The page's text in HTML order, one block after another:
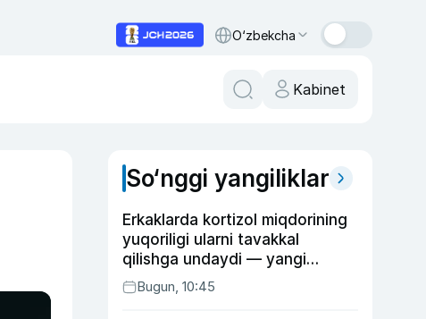
O‘zbekcha
Kabinet
So‘nggi yangiliklar
Erkaklarda kortizol miqdorining
yuqoriligi ularni tavakkal
qilishga undaydi — yangi
tadqiqot
Bugun, 10:45